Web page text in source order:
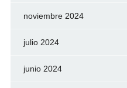
noviembre 2024
julio 2024
junio 2024